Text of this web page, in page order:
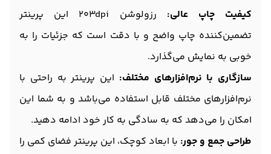
کیفیت چاپ عالی:
رزولوشن 203dpi این پرینتر
تضمین‌کننده چاپ واضح و با دقت است که جزئیات را به
خوبی به نمایش می‌گذارد.
سازگاری با نرم‌افزارهای مختلف: این پرینتر به راحتی با
نرم‌افزارهای مختلف قابل استفاده می‌باشد و به شما این
امکان را می‌دهد که به سادگی به کار خود ادامه دهید.
طراحی جمع و جور: با ابعاد کوچک، این پرینتر فضای کمی را